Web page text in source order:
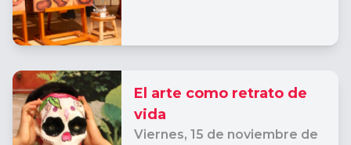
El arte como retrato de
vida
Viernes, 15 de noviembre de